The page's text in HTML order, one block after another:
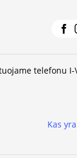
telefonu I-
Kas